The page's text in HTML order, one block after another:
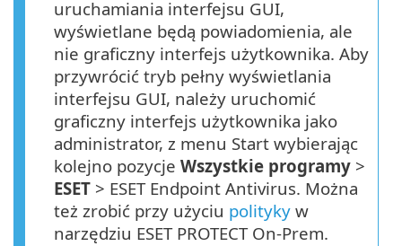
uruchamiania interfejsu GUI,
wyświetlane będą powiadomienia, ale
nie graficzny interfejs użytkownika. Aby
przywrócić tryb pełny wyświetlania
interfejsu GUI, należy uruchomić
graficzny interfejs użytkownika jako
administrator, z menu Start wybierając
kolejno pozycje Wszystkie programy >
ESET > ESET Endpoint Antivirus. Można
też zrobić przy użyciu polityky w
narzędziu ESET PROTECT On-Prem.